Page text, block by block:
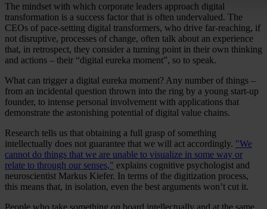
The mindset with which corporate leaders approach digital
transformation is a success factor that is often undervalued. The
CEOs of pace-setting digital transformers, who drive far-reaching, if
not disruptive, processes of change, often talk about an experience
that, in retrospect, they consider a turning point in their own thinking
and actions – their “digital eureka moment”, so to speak.
What can trigger a digital eureka moment? Any number of things –
from an incidental question thrown into the ring by a young start-up
founder, to intense personal involvement with applications that
demonstrate the astonishing potential of digital value chains.
Research tells us that obtaining a full grasp of something
intellectually does not guarantee that we will act accordingly. "We
cannot do things that we are unable to visualize in some way or
relate to through our senses," explains cognitive psychologist and
neuroscientist Markus Kiefer. In terms of the digitization process,
this means that, in isolation, even the best arguments won’t cut it.
People who take something on board intellectually and at the same